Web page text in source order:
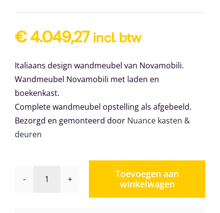
€4.049,27 incl. btw
Italiaans design wandmeubel van Novamobili.
Wandmeubel Novamobili met laden en
boekenkast.
Complete wandmeubel opstelling als afgebeeld.
Bezorgd en gemonteerd door Nuance kasten &
deuren
Wandmeubel
Toevoegen aan
winkelwagen